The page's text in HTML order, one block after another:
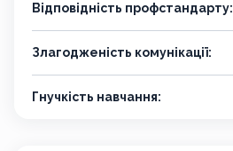
Відповідність профстандарту:
Злагодженість комунікації:
Гнучкість навчання: